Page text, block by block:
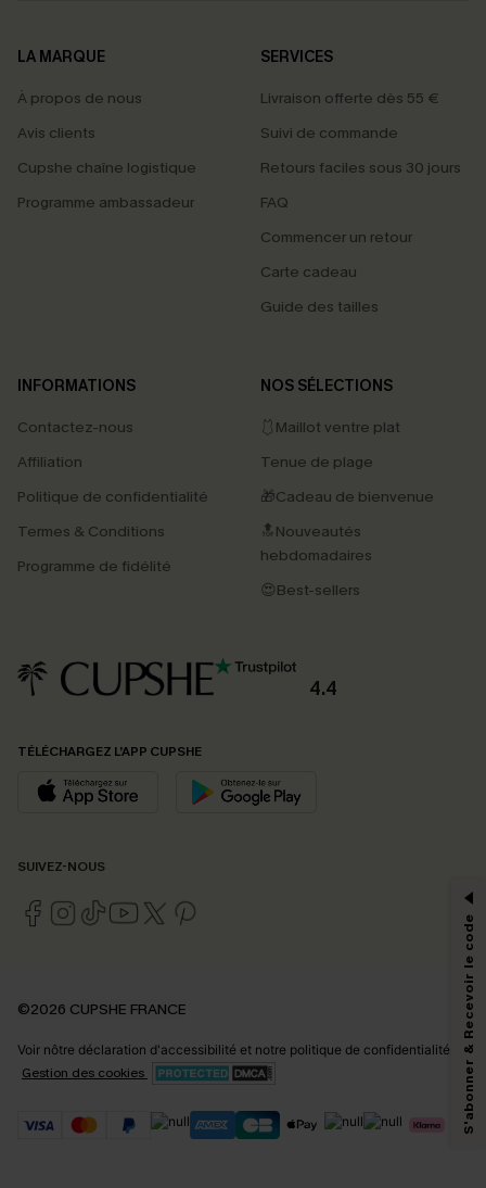
LA MARQUE
À propos de nous
Avis clients
Cupshe chaîne logistique
Programme ambassadeur
SERVICES
Livraison offerte dès 55 €
Suivi de commande
Retours faciles sous 30 jours
FAQ
Commencer un retour
Carte cadeau
Guide des tailles
INFORMATIONS
Contactez-nous
Affiliation
Politique de confidentialité
Termes & Conditions
Programme de fidélité
NOS SÉLECTIONS
🩱Maillot ventre plat
Tenue de plage
🎁Cadeau de bienvenue
🔝Nouveautés
hebdomadaires
😍Best-sellers
4.4
TÉLÉCHARGEZ L’APP CUPSHE
SUIVEZ-NOUS
©2026 CUPSHE FRANCE
Voir nôtre déclaration d'accessibilité et notre politique de confidentialité.
Gestion des cookies
*Un code par commande, valable une seule fois.
marketing (y compris du contenu généré par l'IA) de Cupshe et
pouvons utiliser les données collectées sur notre site ainsi que des
technologies de suivi, telles que des pixels intégrés à nos e-mails, afin de
produits susceptibles de vous intéresser, conformément à notre Politique de
confidentialité
. Vous pouvez vous désabonner à tout moment.
S'abonner & Recevoir le code